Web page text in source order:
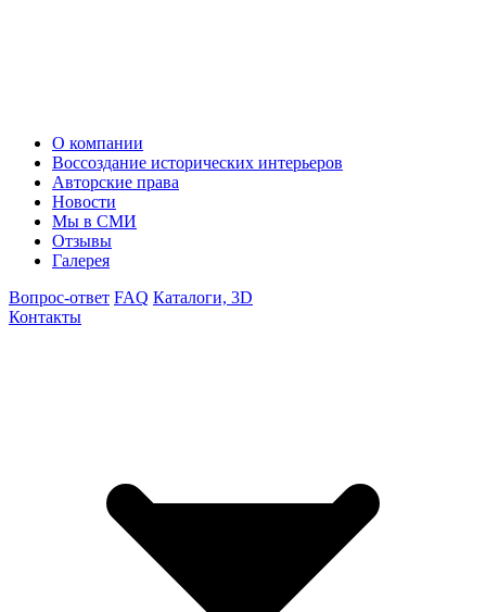
О компании
Воссоздание исторических интерьеров
Авторские права
Новости
Мы в СМИ
Отзывы
Галерея
Вопрос-ответ FAQ Каталоги, 3D
Контакты